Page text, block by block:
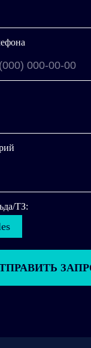
ТЗ: